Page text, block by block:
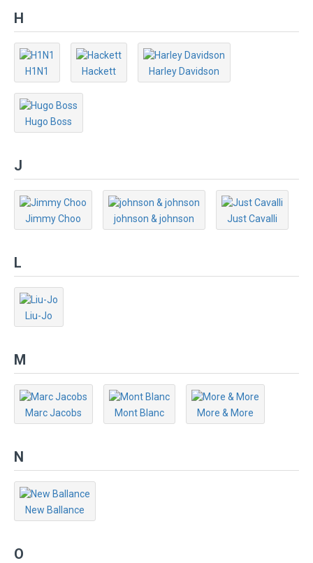
H
H1N1 Hackett Harley Davidson
Hugo Boss
J
Jimmy Choo johnson & johnson Just Cavalli
L
Liu-Jo
M
Marc Jacobs Mont Blanc More & More
N
New Ballance
O